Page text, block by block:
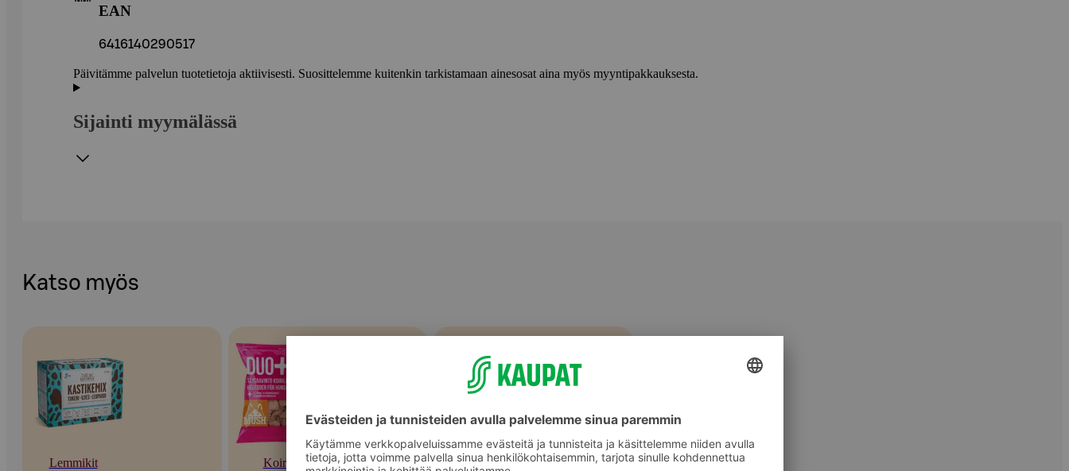
EAN
6416140290517
Päivitämme palvelun tuotetietoja aktiivisesti. Suosittelemme kuitenkin tarkistamaan ainesosat aina myös myyntipakkauksesta.
Sijainti myymälässä
Katso myös
Lemmikit Koirat Talutushihnat ja liinat